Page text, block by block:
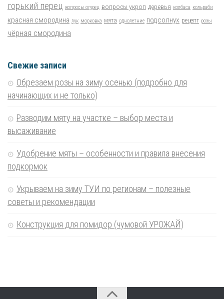
горький перец вопросы огурец вопросы укроп деревья колбаса кольраби
красная смородина лук морковка мята однолетние подсолнух рецепт розы
чёрная смородина
Свежие записи
Обрезаем розы на зиму осенью (подробно для
начинающих и не только)
Разводим мяту на участке – выбор места и
высаживание
Удобрение мяты – особенности и правила внесения
подкормок
Укрываем на зиму ТУИ по регионам – полезные
советы и рекомендации
Конструкция для помидор (чумовой УРОЖАЙ)